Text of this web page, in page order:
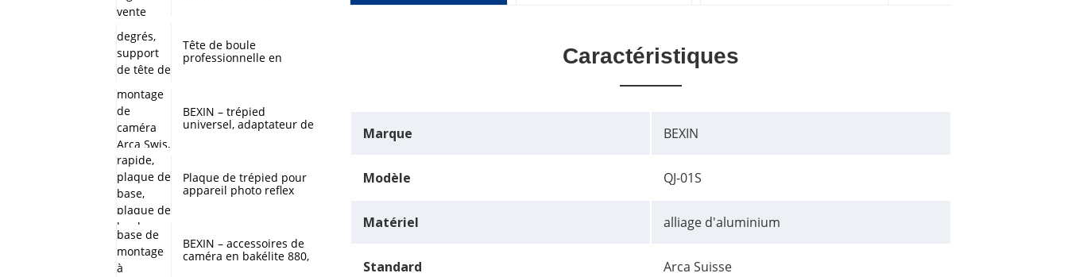
l'enregistrement
Tête de boule
professionnelle en
de boule pour trépied
d'appareil photo
numérique DSLR
BEXIN – trépied
universel, adaptateur de
dégagement rapide pour
Benro sirui QZSD
Plaque de trépied pour
appareil photo reflex
de montage pour
appareil photo reflex
BEXIN – accessoires de
caméra en bakélite 880,
Caractéristiques
Marque BEXIN
Modèle QJ-01S
Matériel alliage d'aluminium
Standard Arca Suisse